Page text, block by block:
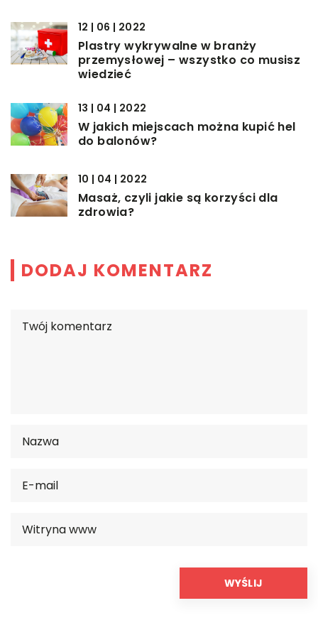
12 | 06 | 2022
Plastry wykrywalne w branży
przemysłowej – wszystko co musisz
wiedzieć
13 | 04 | 2022
W jakich miejscach można kupić hel
do balonów?
10 | 04 | 2022
Masaż, czyli jakie są korzyści dla
zdrowia?
DODAJ KOMENTARZ